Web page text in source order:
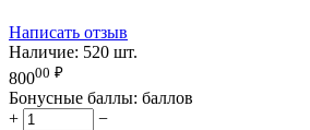
Написать отзыв
Наличие: 520 шт.
80000 ₽
Бонусные баллы: баллов
+
−